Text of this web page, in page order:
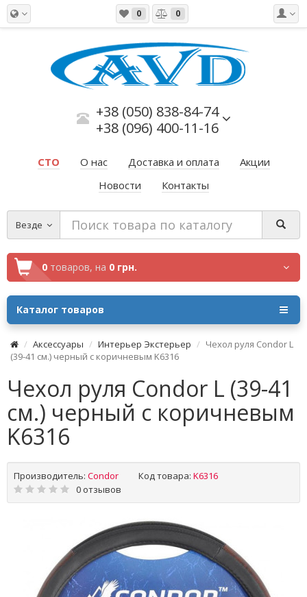
0 0
+38 (050) 838-84-74
+38 (096) 400-11-16
СТО О нас Доставка и оплата
Акции
Новости
Контакты
Везде
0 товаров, на 0 грн.
Каталог товаров
Аксессуары Интерьер Экстерьер
Чехол руля Condor L
(39-41 см.) черный с коричневым K6316
Чехол руля Condor L (39-41
см.) черный с коричневым
K6316
Производитель: Condor Код товара: K6316
0 отзывов